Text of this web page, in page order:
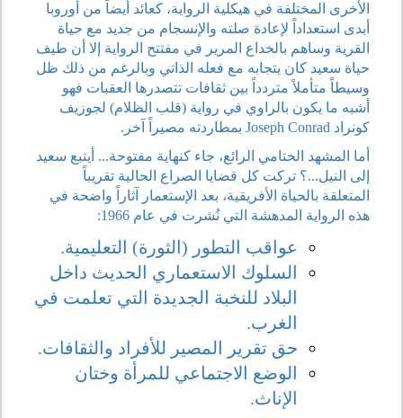
الأخرى المختلفة في هيكلية الرواية، كعائد أيضاً من أوروبا
أبدى استعداداً لإعادة صلته والإنسجام من جديد مع حياة
القرية وساهم بالخداع المرير في مفتتح الرواية إلا أن طيف
حياة سعيد كان يتجابه مع فعله الذاتي وبالرغم من ذلك ظل
وسيطاً متأملاً متردداً بين ثقافات تتصدرها العقبات فهو
أشبه ما يكون بالراوي في رواية (قلب الظلام) لجوزيف
كونراد Joseph Conrad بمطاردته مصيراً آخر.
أما المشهد الختامي الرائع، جاء كنهاية مفتوحة... أيتبع سعيد
إلى النيل...؟ تركت كل قضايا الصراع الحالية تقريباً
المتعلقة بالحياة الأفريقية، بعد الإستعمار آثاراً واضحة في
هذه الرواية المدهشة التي نُشرت في عام 1966:
عواقب التطور (الثورة) التعليمية.
السلوك الاستعماري الحديث داخل
البلاد للنخبة الجديدة التي تعلمت في
الغرب.
حق تقرير المصير للأفراد والثقافات.
الوضع الاجتماعي للمرأة وختان
الإناث.